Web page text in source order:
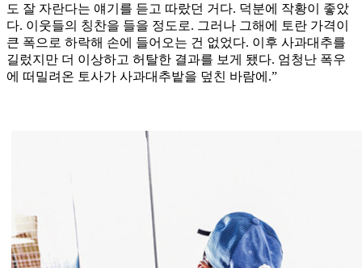
도 잘 자란다는 얘기를 듣고 따랐던 거다. 덕분에 작황이 좋았
다. 이웃들의 칭찬을 들을 정도로. 그러나 그해에 토란 가격이
큰 폭으로 하락해 손에 들어오는 건 없었다. 이후 사과대추를
길렀지만 더 이상하고 허탈한 결과를 보게 됐다. 엄청난 폭우
에 떠밀려온 토사가 사과대추밭을 덮친 바람에.”